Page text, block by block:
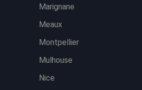
Marignane
Meaux
Montpellier
Mulhouse
Nice